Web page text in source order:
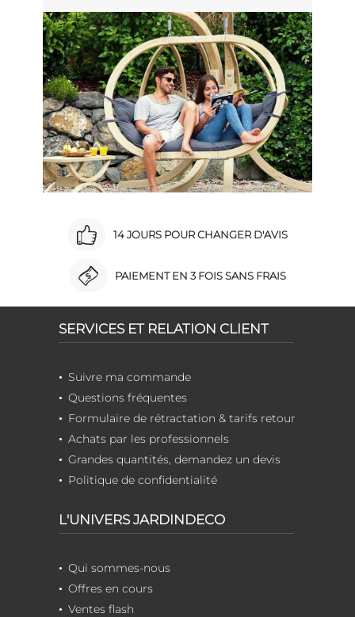
14 JOURS POUR CHANGER D'AVIS
PAIEMENT EN 3 FOIS SANS FRAIS
SERVICES ET RELATION CLIENT
Suivre ma commande
Questions fréquentes
Formulaire de rétractation & tarifs retour
Achats par les professionnels
Grandes quantités, demandez un devis
Politique de confidentialité
L'UNIVERS JARDINDECO
Qui sommes-nous
Offres en cours
Ventes flash